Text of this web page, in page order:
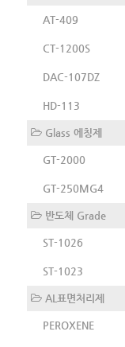
AT-409
CT-1200S
DAC-107DZ
HD-113
Glass 에칭제
GT-2000
GT-250MG4
반도체 Grade
ST-1026
ST-1023
AL표면처리제
PEROXENE